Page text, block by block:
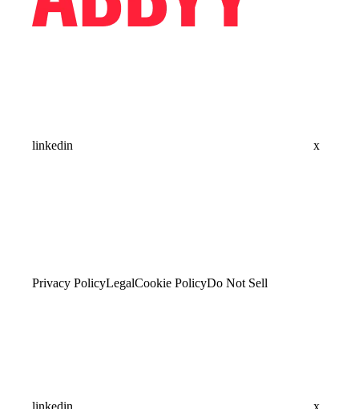
linkedin x
Privacy PolicyLegalCookie PolicyDo Not Sell